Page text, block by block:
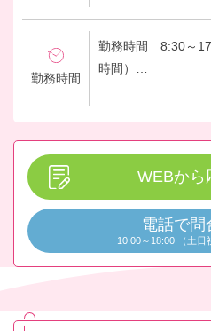
勤務時間
勤務時間 8:30～
時間）
休憩時間 11:30～
に変動あり。
夜勤なし・オンコ
WEBから
電話で問
10:00～18:00 （土日